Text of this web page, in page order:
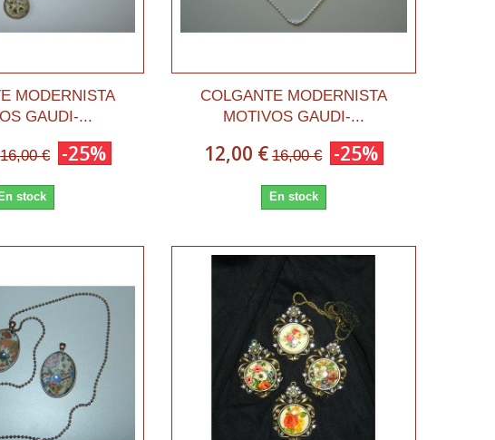
MODERNISTA
GAUDI-...
16,00 € -25%
En stock
COLGANTE MODERNISTA
MOTIVOS GAUDI-...
12,00 € 16,00 € -25%
En stock